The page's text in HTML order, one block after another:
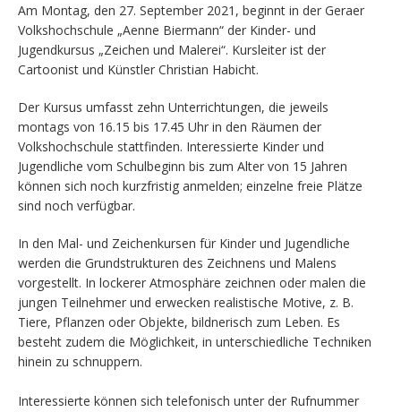
Am Montag, den 27. September 2021, beginnt in der Geraer
Volkshochschule „Aenne Biermann“ der Kinder- und
Jugendkursus „Zeichen und Malerei“. Kursleiter ist der
Cartoonist und Künstler Christian Habicht.
Der Kursus umfasst zehn Unterrichtungen, die jeweils
montags von 16.15 bis 17.45 Uhr in den Räumen der
Volkshochschule stattfinden. Interessierte Kinder und
Jugendliche vom Schulbeginn bis zum Alter von 15 Jahren
können sich noch kurzfristig anmelden; einzelne freie Plätze
sind noch verfügbar.
In den Mal- und Zeichenkursen für Kinder und Jugendliche
werden die Grundstrukturen des Zeichnens und Malens
vorgestellt. In lockerer Atmosphäre zeichnen oder malen die
jungen Teilnehmer und erwecken realistische Motive, z. B.
Tiere, Pflanzen oder Objekte, bildnerisch zum Leben. Es
besteht zudem die Möglichkeit, in unterschiedliche Techniken
hinein zu schnuppern.
Interessierte können sich telefonisch unter der Rufnummer